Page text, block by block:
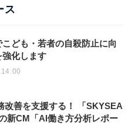
ス
ども・若者の自殺防止に向
強化します
改善を支援する！ 「SKYSEA
新CM「AI働き方分析レポー